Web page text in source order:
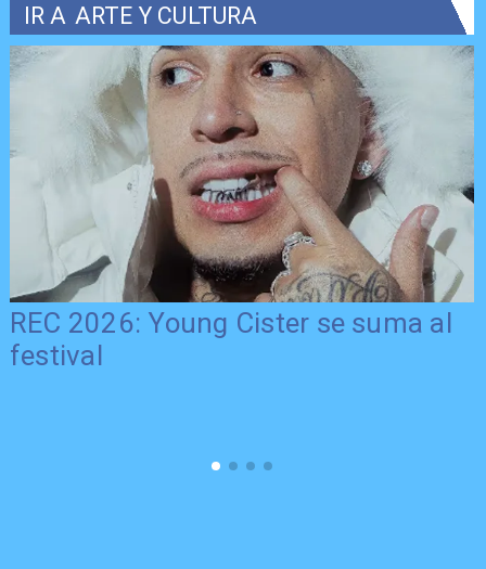
IR A ARTE Y CULTURA
REC 2026: Young Cister se suma al
festival